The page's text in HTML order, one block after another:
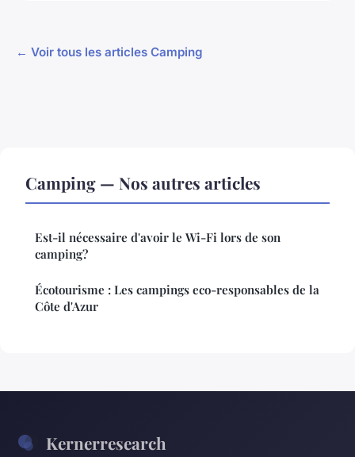
← Voir tous les articles Camping
Camping — Nos autres articles
Est-il nécessaire d'avoir le Wi-Fi lors de son
camping?
Écotourisme : Les campings eco-responsables de la
Côte d'Azur
Kernerresearch